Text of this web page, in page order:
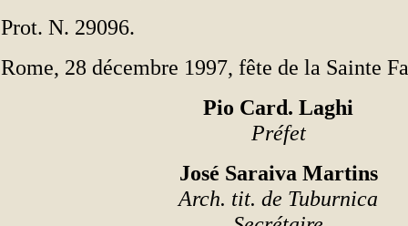
Prot. N. 29096.
Rome, 28 décembre 1997, fête de la Sainte
Pio Card. Laghi
Préfet
José Saraiva Martins
Arch. tit. de Tuburnica